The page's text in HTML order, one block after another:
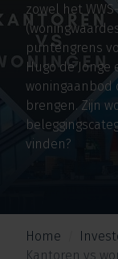
zowel het
puntengrens
Hugo de
woningaanbod
brengen. Zijn
vinden?
Home
Kantoren vs